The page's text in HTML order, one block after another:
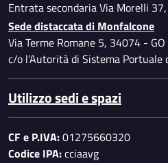
Entrata secondaria Via Morelli
Sede distaccata di Monfalcone
Via Terme Romane 5, 34074 - GO
c/o l’Autorità di Sistema
Utilizzo sedi e spazi
CF e P.IVA:01275660320
Codice IPA:cciaavg